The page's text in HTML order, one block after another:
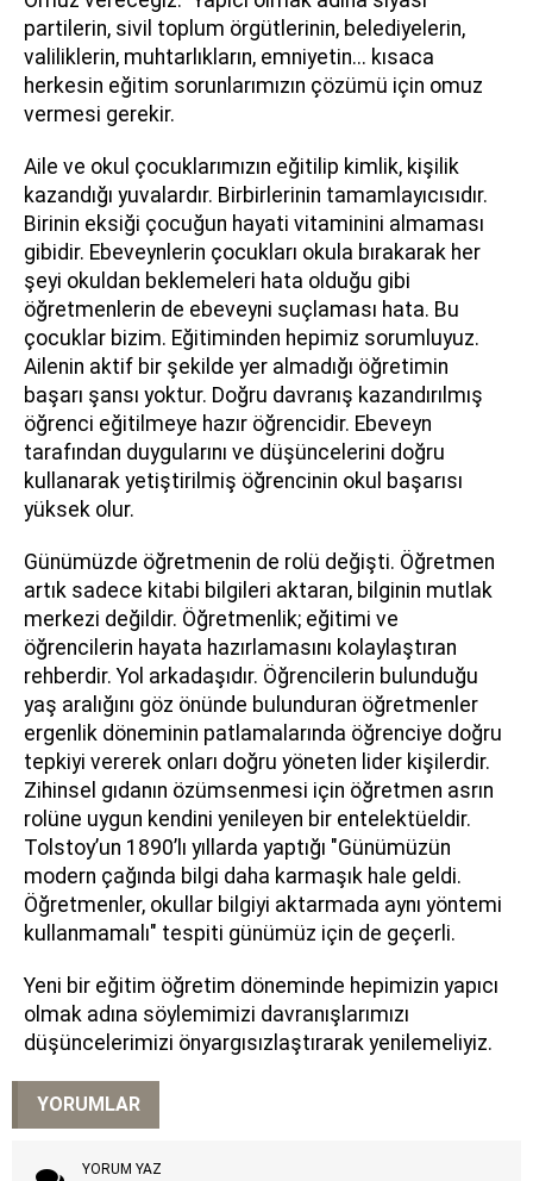
partilerin, sivil toplum örgütlerinin, belediyelerin,
valiliklerin, muhtarlıkların, emniyetin... kısaca
herkesin eğitim sorunlarımızın çözümü için omuz
vermesi gerekir.
Aile ve okul çocuklarımızın eğitilip kimlik, kişilik
kazandığı yuvalardır. Birbirlerinin tamamlayıcısıdır.
Birinin eksiği çocuğun hayati vitaminini almaması
gibidir. Ebeveynlerin çocukları okula bırakarak her
şeyi okuldan beklemeleri hata olduğu gibi
öğretmenlerin de ebeveyni suçlaması hata. Bu
çocuklar bizim. Eğitiminden hepimiz sorumluyuz.
Ailenin aktif bir şekilde yer almadığı öğretimin
başarı şansı yoktur. Doğru davranış kazandırılmış
öğrenci eğitilmeye hazır öğrencidir. Ebeveyn
tarafından duygularını ve düşüncelerini doğru
kullanarak yetiştirilmiş öğrencinin okul başarısı
yüksek olur.
Günümüzde öğretmenin de rolü değişti. Öğretmen
artık sadece kitabi bilgileri aktaran, bilginin mutlak
merkezi değildir. Öğretmenlik; eğitimi ve
öğrencilerin hayata hazırlamasını kolaylaştıran
rehberdir. Yol arkadaşıdır. Öğrencilerin bulunduğu
yaş aralığını göz önünde bulunduran öğretmenler
ergenlik döneminin patlamalarında öğrenciye doğru
tepkiyi vererek onları doğru yöneten lider kişilerdir.
Zihinsel gıdanın özümsenmesi için öğretmen asrın
rolüne uygun kendini yenileyen bir entelektüeldir.
Tolstoy’un 1890’lı yıllarda yaptığı "Günümüzün
modern çağında bilgi daha karmaşık hale geldi.
Öğretmenler, okullar bilgiyi aktarmada aynı yöntemi
kullanmamalı" tespiti günümüz için de geçerli.
Yeni bir eğitim öğretim döneminde hepimizin yapıcı
olmak adına söylemimizi davranışlarımızı
düşüncelerimizi önyargısızlaştırarak yenilemeliyiz.
YORUMLAR
YORUM YAZ